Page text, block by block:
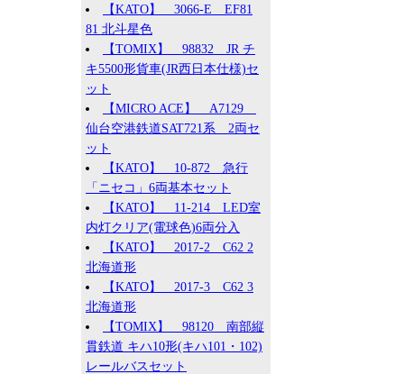
【KATO】 3066-E EF81
81 北斗星色
【TOMIX】 98832 JR チ
キ5500形貨車(JR西日本仕様)セ
ット
【MICRO ACE】 A7129
仙台空港鉄道SAT721系 2両セ
ット
【KATO】 10-872 急行
「ニセコ」6両基本セット
【KATO】 11-214 LED室
内灯クリア(電球色)6両分入
【KATO】 2017-2 C62 2
北海道形
【KATO】 2017-3 C62 3
北海道形
【TOMIX】 98120 南部縦
貫鉄道 キハ10形(キハ101・102)
レールバスセット